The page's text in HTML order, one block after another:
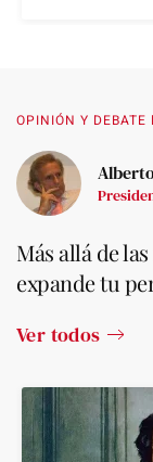
OPINIÓN Y DEBATE
Más allá de
expande tu
Ver todos